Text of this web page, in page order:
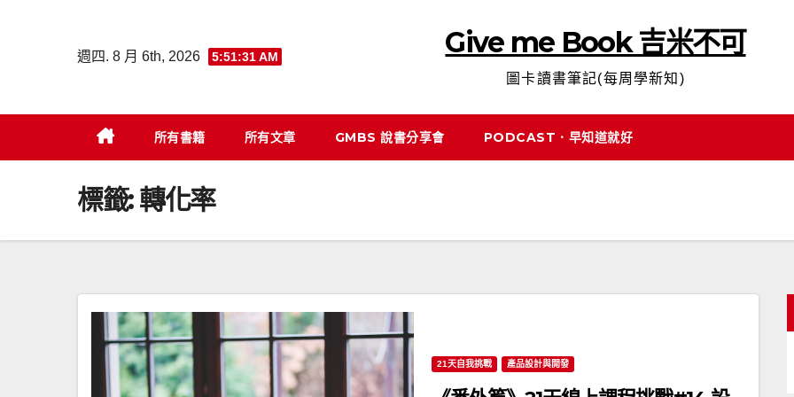
週四. 8 月 6th, 2026 5:51:32 AM Give me Book 吉米不可
圖卡讀書筆記(每周學新知)
所有書籍 所有文章 GMBS 說書分享會 PODCAST．早知道就好
標籤:轉化率
21天自我挑戰 產品設計與開發